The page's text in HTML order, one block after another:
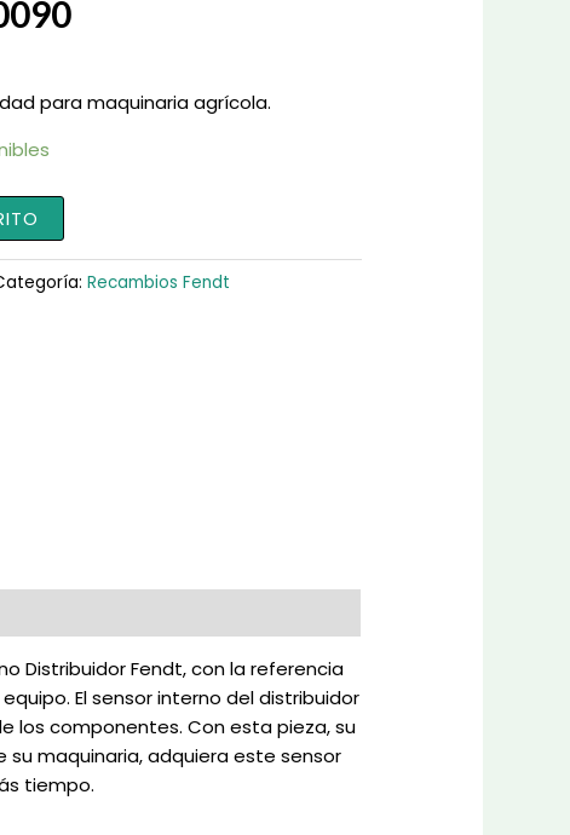
para maquinaria agrícola.
Recambios Fendt
Distribuidor Fendt, con la referencia
El sensor interno del distribuidor
los componentes. Con esta pieza, su
maquinaria, adquiera este sensor
tiempo.